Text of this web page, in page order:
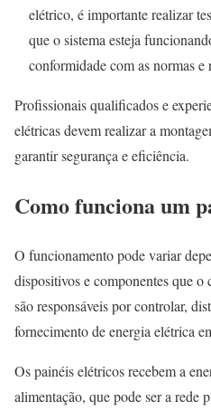
elétrico, é importante realizar
que o sistema esteja
conformidade com as normas e
Profissionais qualificados e
elétricas devem realizar a
garantir segurança e eficiência.
Como funciona um
O funcionamento pode variar
dispositivos e componentes que o
são responsáveis por controlar,
fornecimento de energia elétrica
Os painéis elétricos recebem a
alimentação, que pode ser a rede